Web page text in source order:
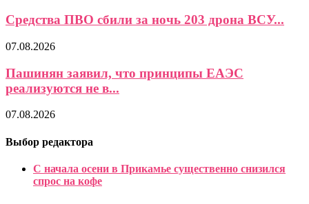
Средства ПВО сбили за ночь 203 дрона ВСУ...
07.08.2026
Пашинян заявил, что принципы ЕАЭС
реализуются не в...
07.08.2026
Выбор редактора
С начала осени в Прикамье существенно снизился
спрос на кофе